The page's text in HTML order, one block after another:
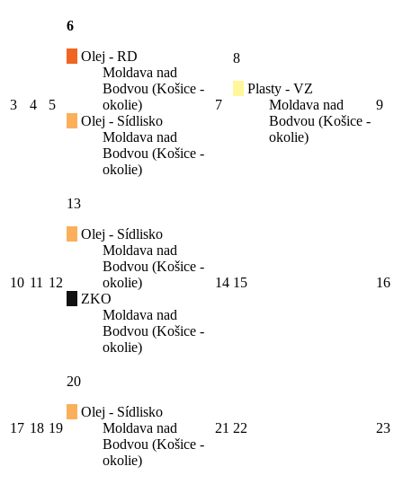
3 4 5
6
Olej - RD
Moldava nad
Bodvou (Košice -
okolie)
Olej - Sídlisko
Moldava nad
Bodvou (Košice -
okolie)
7
8
Plasty - VZ
Moldava nad
Bodvou (Košice -
okolie)
9
10 11 12
13
Olej - Sídlisko
Moldava nad
Bodvou (Košice -
okolie)
ZKO
Moldava nad
Bodvou (Košice -
okolie)
14 15 16
17 18 19
20
Olej - Sídlisko
Moldava nad
Bodvou (Košice -
okolie)
21 22 23